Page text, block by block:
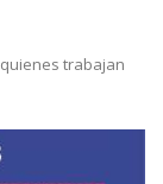
trabajan